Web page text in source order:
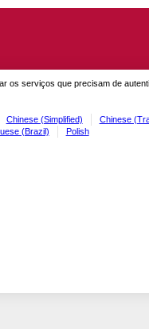
os serviços que precisam de
Chinese (Simplified) Chinese
(Brazil) Polish